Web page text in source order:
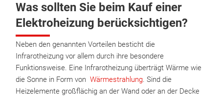
Was sollten Sie beim Kauf einer
Elektroheizung berücksichtigen?
Neben den genannten Vorteilen besticht die
Infrarotheizung vor allem durch ihre besondere
Funktionsweise. Eine Infrarotheizung überträgt Wärme wie
die Sonne in Form von Wärmestrahlung. Sind die
Heizelemente großflächig an der Wand oder an der Decke